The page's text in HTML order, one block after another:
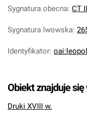
Sygnatura obecna: CT
Sygnatura lwowska:
Identyfikator:
Obiekt znajduje
Druki XVIII w.